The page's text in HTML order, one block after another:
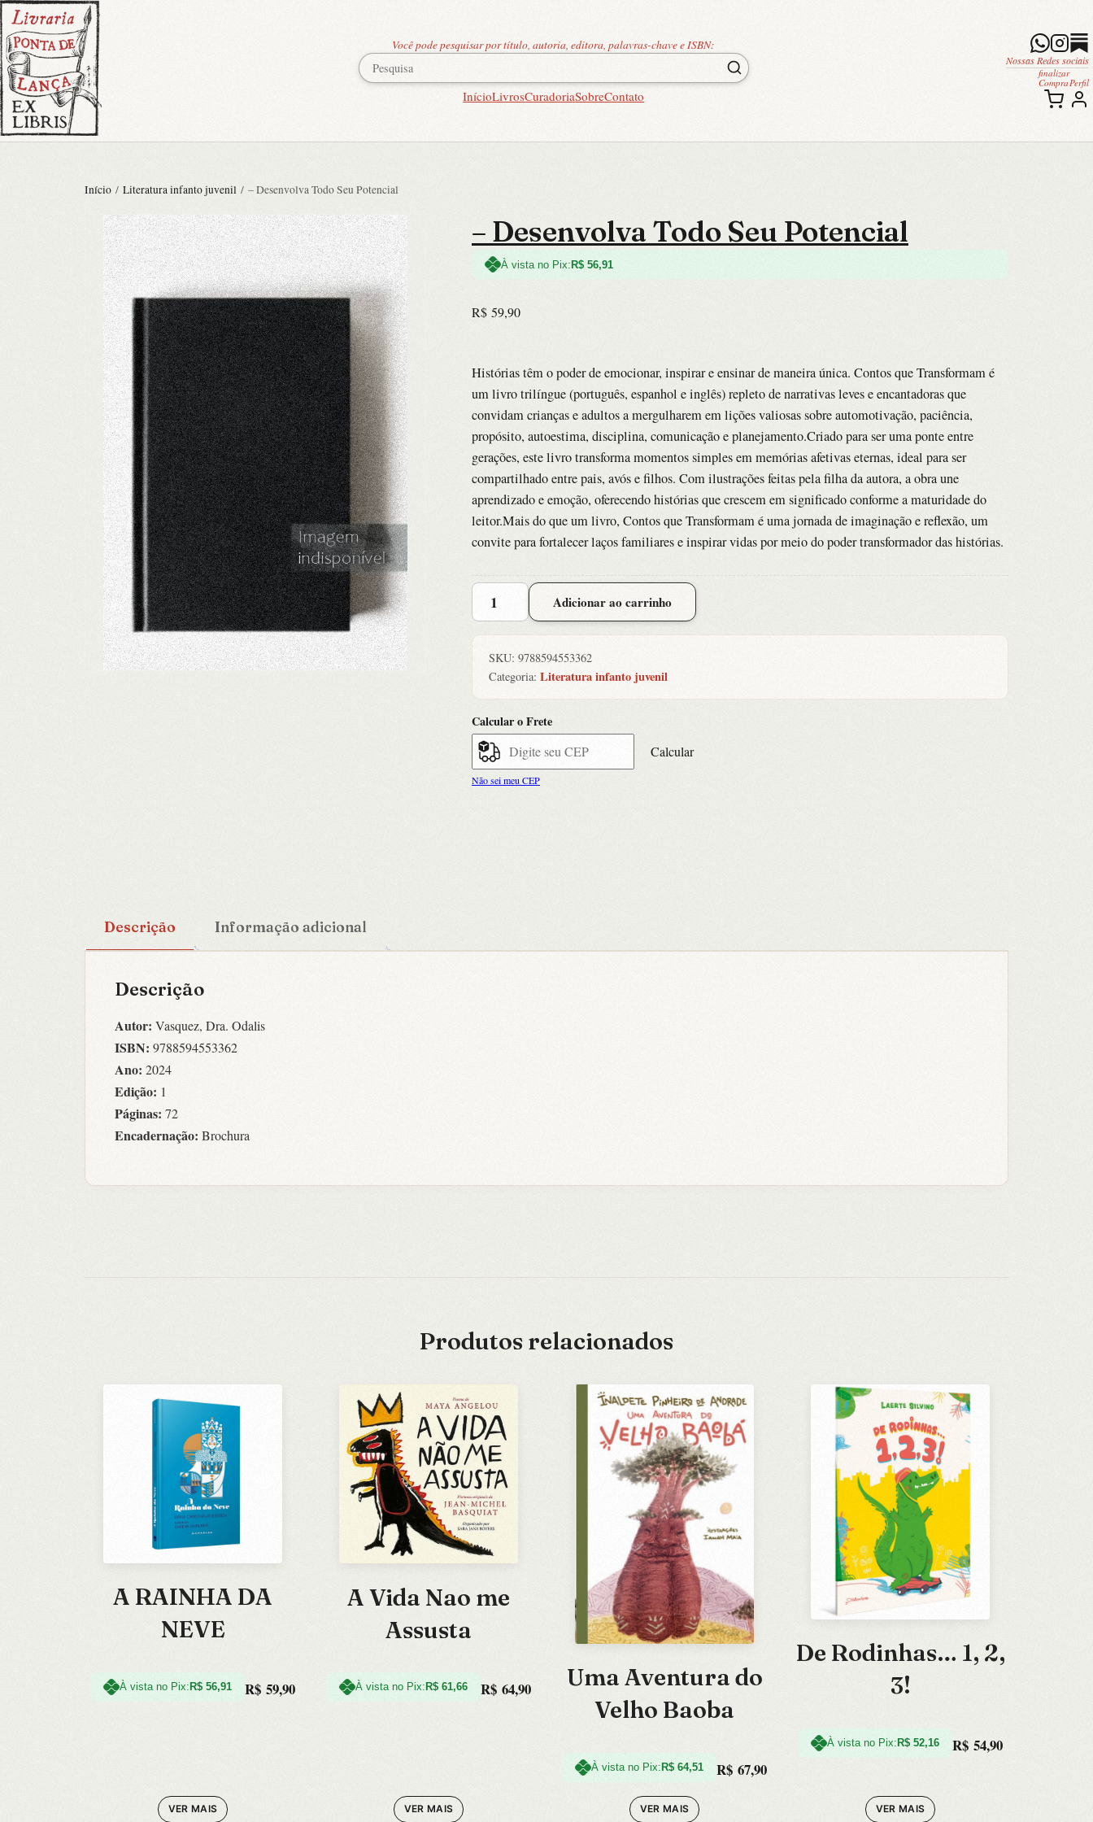
Você pode pesquisar por título, autoria, editora, palavras-chave e ISBN:
InícioLivrosCuradoriaSobreContato
Nossas Redes sociais
finalizar
Compra Perfil
Início / Literatura infanto juvenil / – Desenvolva Todo Seu Potencial
– Desenvolva Todo Seu Potencial
À vista no Pix:R$ 56,91
R$ 59,90
Histórias têm o poder de emocionar, inspirar e ensinar de maneira única. Contos que Transformam é
um livro trilíngue (português, espanhol e inglês) repleto de narrativas leves e encantadoras que
convidam crianças e adultos a mergulharem em lições valiosas sobre automotivação, paciência,
propósito, autoestima, disciplina, comunicação e planejamento.Criado para ser uma ponte entre
gerações, este livro transforma momentos simples em memórias afetivas eternas, ideal para ser
compartilhado entre pais, avós e filhos. Com ilustrações feitas pela filha da autora, a obra une
aprendizado e emoção, oferecendo histórias que crescem em significado conforme a maturidade do
leitor.Mais do que um livro, Contos que Transformam é uma jornada de imaginação e reflexão, um
convite para fortalecer laços familiares e inspirar vidas por meio do poder transformador das histórias.
-
Desenvolva
Potencial
quantidade
Adicionar ao carrinho
SKU: 9788594553362
Categoria: Literatura infanto juvenil
Calcular o Frete
Calcular
Não sei meu CEP
Descrição Informação adicional
Descrição
Autor: Vasquez, Dra. Odalis
ISBN: 9788594553362
Ano: 2024
Edição: 1
Páginas: 72
Encadernação: Brochura
Produtos relacionados
A RAINHA DA
NEVE
À vista no Pix: R$ 56,91 R$ 59,90
VER MAIS
A Vida Nao me
Assusta
À vista no Pix: R$ 61,66 R$ 64,90
VER MAIS
Uma Aventura do
Velho Baoba
À vista no Pix: R$ 64,51 R$ 67,90
VER MAIS
De Rodinhas… 1, 2,
3!
À vista no Pix: R$ 52,16 R$ 54,90
VER MAIS